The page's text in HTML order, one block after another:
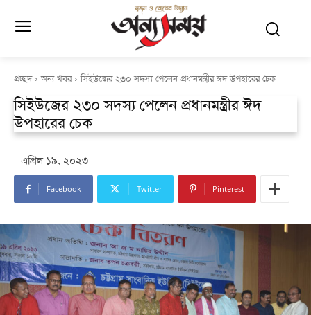
প্রচ্ছদ অন্য খবর সিইউজের ২৩০ সদস্য পেলেন প্রধানমন্ত্রীর ঈদ উপহারের চেক
সিইউজের ২৩০ সদস্য পেলেন প্রধানমন্ত্রীর ঈদ
উপহারের চেক
এপ্রিল ১৯, ২০২৩
Facebook Twitter Pinterest